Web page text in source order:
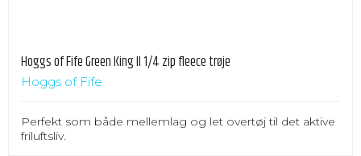
Hoggs of Fife Green King II 1/4 zip fleece trøje
Hoggs of Fife
Perfekt som både mellemlag og let overtøj til det aktive
friluftsliv.